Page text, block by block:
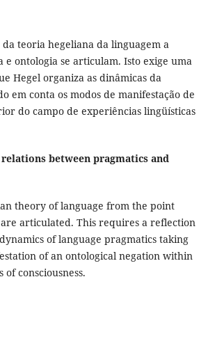
teoria hegeliana da linguagem a
ontologia se articulam. Isto exige uma
Hegel organiza as dinâmicas da
em conta os modos de manifestação de
do campo de experiências lingüísticas
between pragmatics and
theory of language from the point
articulated. This requires a reflection
of language pragmatics taking
of an ontological negation within
consciousness.